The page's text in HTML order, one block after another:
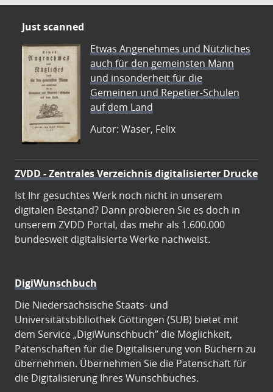
Just scanned
Etwas Angenehmes und Nützliches
auch für den gemeinsten Mann
und insonderheit für die
Gemeinen und Repetier-Schulen
auf dem Land
Autor: Waser, Felix
ZVDD - Zentrales Verzeichnis digitalisierter Drucke
Ist Ihr gesuchtes Werk noch nicht in unserem
digitalen Bestand? Dann probieren Sie es doch in
unserem ZVDD Portal, das mehr als 1.600.000
bundesweit digitalisierte Werke nachweist.
DigiWunschbuch
Die Niedersächsische Staats- und
Universitätsbibliothek Göttingen (SUB) bietet mit
dem Service „DigiWunschbuch” die Möglichkeit,
Patenschaften für die Digitalisierung von Büchern zu
übernehmen. Übernehmen Sie die Patenschaft für
die Digitalisierung Ihres Wunschbuches.